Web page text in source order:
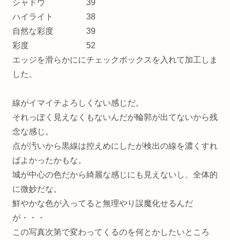
シャドウ 39
ハイライト 38
自然な彩度 39
彩度 52
エッジを滑らかににチェックボックスを入れて加工しま
した。
線がイマイチよろしくない感じだ。
それっぽく見えなくもないんだが輪郭が出てないから残
念な感じ。
点が汚いから黒線は控えめにしたが検出の線を濃くすれ
ばよかったかもな。
城が中心の色だから綺麗な感じにも見えないし、全体的
に微妙だな。
鮮やかな色が入ってると無理やり誤魔化せるんだ
が・・・
この写真次第で変わってくるのを何とかしたいところ